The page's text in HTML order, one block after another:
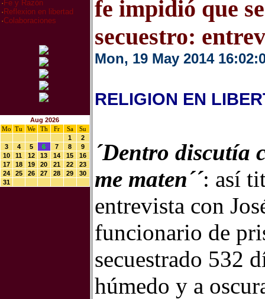
· Fe y Razón
· Reflexion en libertad
·Colaboraciones
Aug 2026
Mo
Tu We Th Fr Sa
Su
1
2
3
4 5 6 7 8
9
10
11 12 13 14 15
16
17
18 19 20 21 22
23
24
25 26 27 28 29
30
31
fe impidió que
secuestro:
Mon, 19 May 2014
RELIGION EN
´Dentro discutía
me maten´´: así
entrevista con
funcionario de
secuestrado 532
húmedo y a